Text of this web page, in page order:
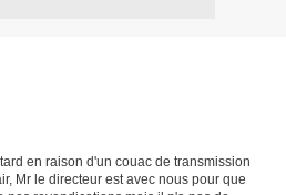
en raison d'un couac de transmission
Mr le directeur est avec nous pour que